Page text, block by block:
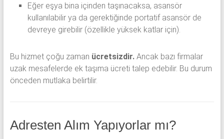
Eğer eşya bina içinden taşınacaksa, asansör
kullanılabilir ya da gerektiğinde portatif asansör de
devreye girebilir (özellikle yüksek katlar için).
Bu hizmet çoğu zaman ücretsizdir.Ancak bazı firmalar
uzak mesafelerde ek taşıma ücreti talep edebilir. Bu durum
önceden mutlaka belirtilir.
Adresten Alım Yapıyorlar mı?